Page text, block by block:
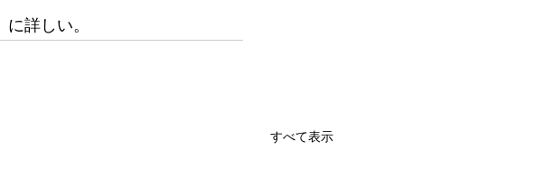
に詳しい。
すべて表示